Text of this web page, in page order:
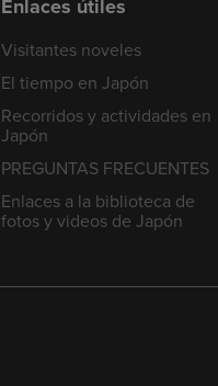
Enlaces útiles
Visitantes noveles
El tiempo en Japón
Recorridos y actividades en
Japón
PREGUNTAS FRECUENTES
Enlaces a la biblioteca de
fotos y videos de Japón